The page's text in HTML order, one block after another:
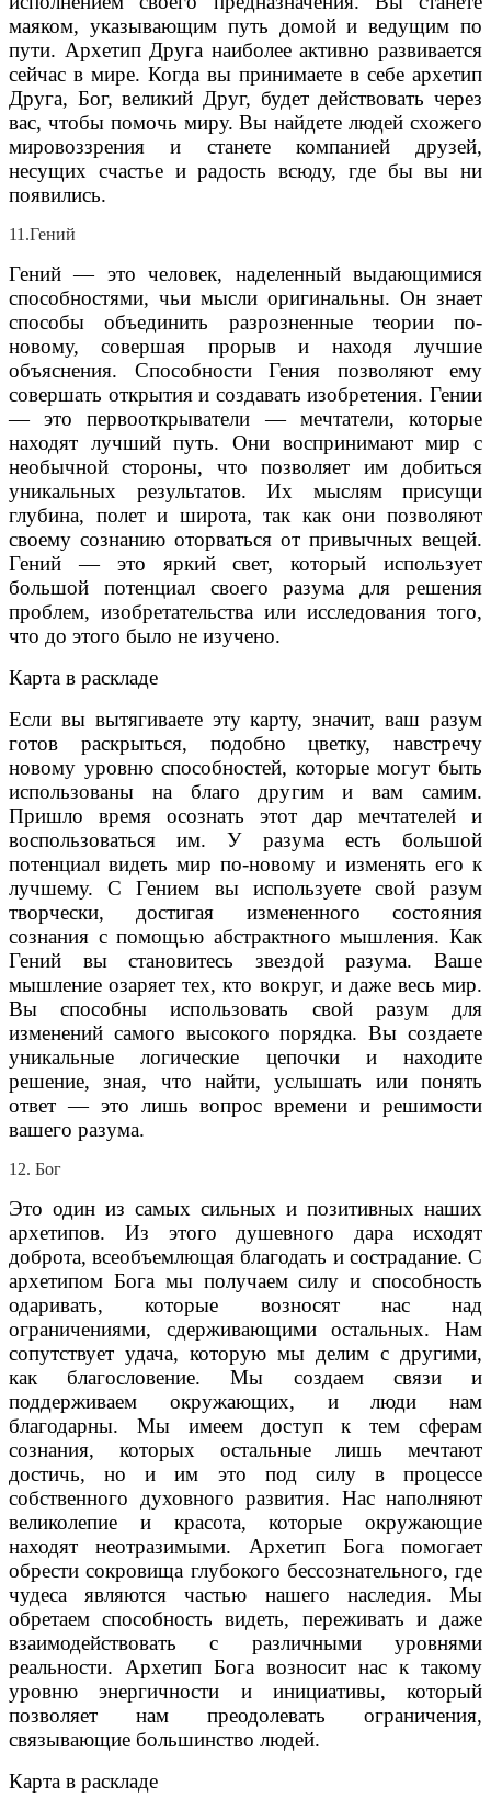
маяком, указывающим путь домой и ведущим по
пути. Архетип Друга наиболее активно развивается
сейчас в мире. Когда вы принимаете в себе архетип
Друга, Бог, великий Друг, будет действовать через
вас, чтобы помочь миру. Вы найдете людей схожего
мировоззрения и станете компанией друзей,
несущих счастье и радость всюду, где бы вы ни
появились.
11.Гений
Гений — это человек, наделенный выдающимися
способностями, чьи мысли оригинальны. Он знает
способы объединить разрозненные теории по-
новому, совершая прорыв и находя лучшие
объяснения. Способности Гения позволяют ему
совершать открытия и создавать изобретения. Гении
— это первооткрыватели — мечтатели, которые
находят лучший путь. Они воспринимают мир с
необычной стороны, что позволяет им добиться
уникальных результатов. Их мыслям присущи
глубина, полет и широта, так как они позволяют
своему сознанию оторваться от привычных вещей.
Гений — это яркий свет, который использует
большой потенциал своего разума для решения
проблем, изобретательства или исследования того,
что до этого было не изучено.
Карта в раскладе
Если вы вытягиваете эту карту, значит, ваш разум
готов раскрыться, подобно цветку, навстречу
новому уровню способностей, которые могут быть
использованы на благо другим и вам самим.
Пришло время осознать этот дар мечтателей и
воспользоваться им. У разума есть большой
потенциал видеть мир по-новому и изменять его к
лучшему. С Гением вы используете свой разум
творчески, достигая измененного состояния
сознания с помощью абстрактного мышления. Как
Гений вы становитесь звездой разума. Ваше
мышление озаряет тех, кто вокруг, и даже весь мир.
Вы способны использовать свой разум для
изменений самого высокого порядка. Вы создаете
уникальные логические цепочки и находите
решение, зная, что найти, услышать или понять
ответ — это лишь вопрос времени и решимости
вашего разума.
12. Бог
Это один из самых сильных и позитивных наших
архетипов. Из этого душевного дара исходят
доброта, всеобъемлющая благодать и сострадание. С
архетипом Бога мы получаем силу и способность
одаривать, которые возносят нас над
ограничениями, сдерживающими остальных. Нам
сопутствует удача, которую мы делим с другими,
как благословение. Мы создаем связи и
поддерживаем окружающих, и люди нам
благодарны. Мы имеем доступ к тем сферам
сознания, которых остальные лишь мечтают
достичь, но и им это под силу в процессе
собственного духовного развития. Нас наполняют
великолепие и красота, которые окружающие
находят неотразимыми. Архетип Бога помогает
обрести сокровища глубокого бессознательного, где
чудеса являются частью нашего наследия. Мы
обретаем способность видеть, переживать и даже
взаимодействовать с различными уровнями
реальности. Архетип Бога возносит нас к такому
уровню энергичности и инициативы, который
позволяет нам преодолевать ограничения,
связывающие большинство людей.
Карта в раскладе